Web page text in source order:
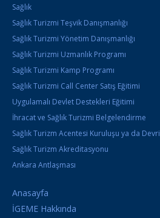
Sağlık
Sağlık Turizmi Teşvik Danışmanlığı
Sağlık Turizmi Yönetim Danışmanlığı
Sağlık Turizmi Uzmanlık Programı
Sağlık Turizmi Kamp Programı
Sağlık Turizmi Call Center Satış Eğitimi
Uygulamalı Devlet Destekleri Eğitimi
İhracat ve Sağlık Turizmi Belgelendirme
Sağlık Turizm Acentesi Kuruluşu ya da Devri
Sağlık Turizm Akreditasyonu
Ankara Antlaşması
Anasayfa
İGEME Hakkında